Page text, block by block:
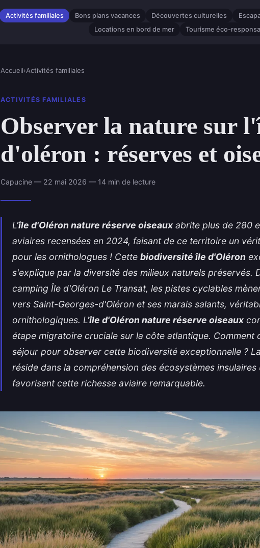
Activités familiales Bons plans vacances Découvertes culturelles
Locations en bord de mer
Tourisme éco-
Accueil›Activités familiales
ACTIVITÉS FAMILIALES
Observer la nature sur
d'oléron : réserves et
Capucine — 22 mai 2026 — 14 min de lecture
L'île d'Oléron nature réserve oiseaux abrite plus de 280
aviaires recensées en 2024, faisant de ce territoire un
pour les ornithologues ! Cette biodiversité île d'Oléron
s'explique par la diversité des milieux naturels préservés.
camping Île d'Oléron Le Transat, les pistes cyclables
vers Saint-Georges-d'Oléron et ses marais salants,
ornithologiques. L'île d'Oléron nature réserve oiseaux
étape migratoire cruciale sur la côte atlantique. Comment
séjour pour observer cette biodiversité exceptionnelle ?
réside dans la compréhension des écosystèmes insulaires
favorisent cette richesse aviaire remarquable.